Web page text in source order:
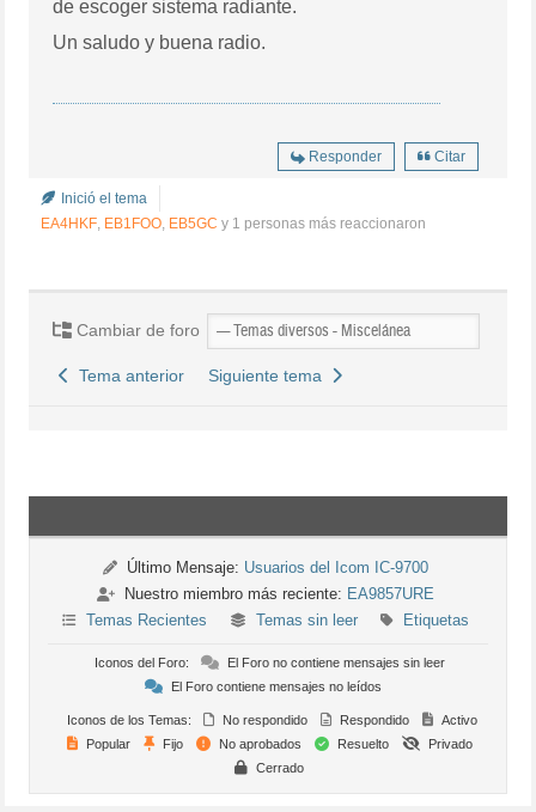
de escoger sistema radiante.
Un saludo y buena radio.
Responder Citar
Inició el tema
EA4HKF, EB1FOO, EB5GC y 1 personas más reaccionaron
Cambiar de foro
Tema anterior Siguiente tema
Último Mensaje: Usuarios del Icom IC-9700
Nuestro miembro más reciente: EA9857URE
Temas Recientes
Temas sin leer Etiquetas
Iconos del Foro:
El Foro no contiene mensajes sin leer
El Foro contiene mensajes no leídos
Iconos de los Temas: No respondido Respondido
Activo
Popular
Fijo No aprobados Resuelto
Privado
Cerrado